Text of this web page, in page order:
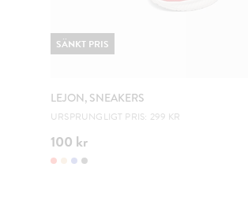
LEJON, SNEAKERS
URSPRUNGLIGT PRIS: 299 KR
100 kr
SÄNKT PRIS